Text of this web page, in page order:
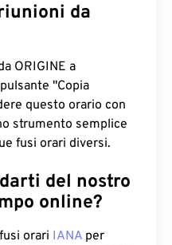
da
ORIGINE a
"Copia
questo orario con
strumento semplice
fusi orari diversi.
del nostro
online?
orari IANA per